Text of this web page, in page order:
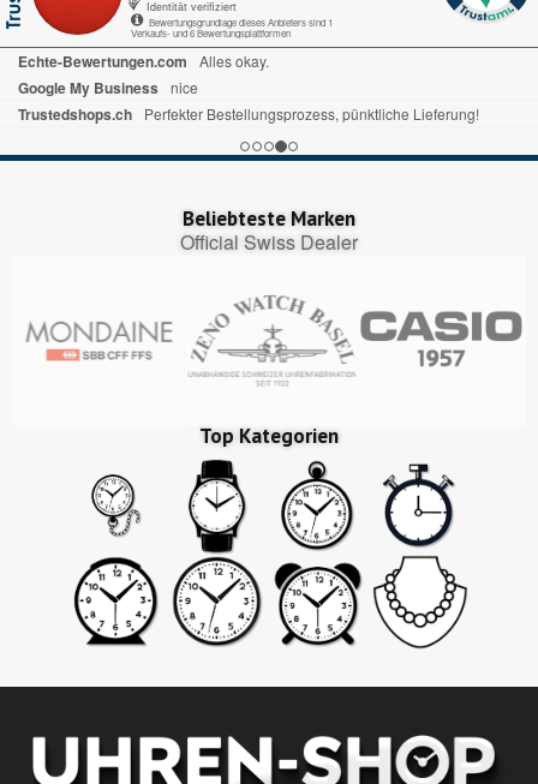
Identität verifiziert
Bewertungsgrundlage dieses Anbieters sind 1
Verkaufs- und 6 Bewertungsplattformen
Beliebteste Marken
Official Swiss Dealer
Top Kategorien